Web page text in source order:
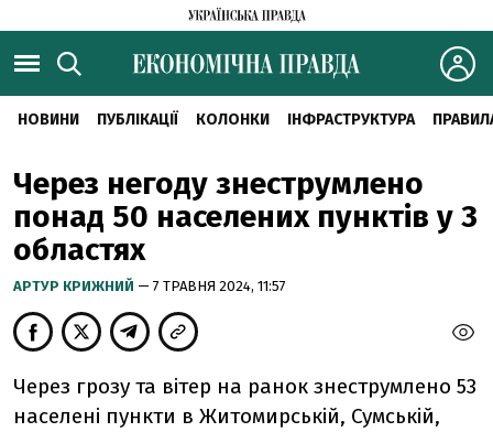
НОВИНИ ПУБЛІКАЦІЇ КОЛОНКИ ІНФРАСТРУКТУРА
Через негоду знеструмлено
понад 50 населених пунктів у 3
областях
АРТУР КРИЖНИЙ — 7 ТРАВНЯ 2024, 11:57
Через грозу та вітер на ранок знеструмлено 53
населені пункти в Житомирській, Сумській,